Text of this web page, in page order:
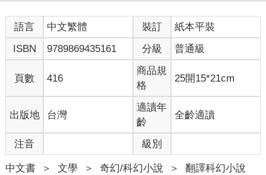
語言 中文繁體 裝訂
紙本平裝
ISBN
9789869435161 分級 普通級
頁數 416
商品規
格
25開15*21cm
出版地 台灣
適讀年
齡
全齡適讀
注音 級別
中文書 ＞ 文學 ＞ 奇幻/科幻小說 ＞ 翻譯科幻小說